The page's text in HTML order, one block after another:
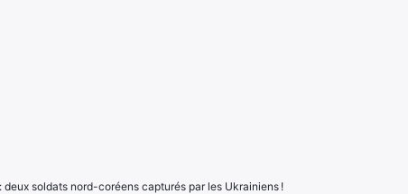
deux soldats nord-coréens capturés par les Ukrainiens !